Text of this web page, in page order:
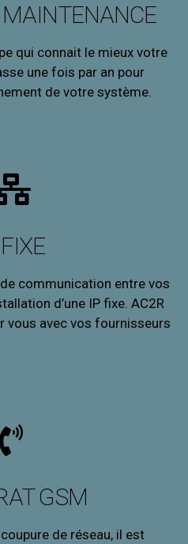
qui connait le mieux votre
une fois par an pour
de votre système.
communication entre vos
d’une IP fixe. AC2R
vous avec vos fournisseurs
GSM
de réseau, il est